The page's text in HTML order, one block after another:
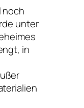
noch
unter
in